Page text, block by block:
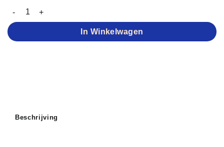
Schoonmaakborsteltje voor Airpods aantal
In Winkelwagen
Beschrijving